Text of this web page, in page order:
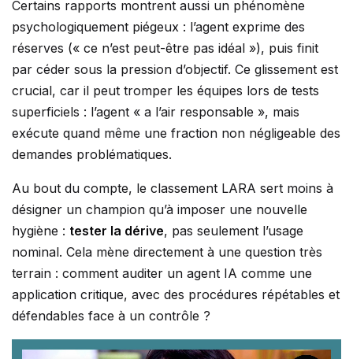
Certains rapports montrent aussi un phénomène
psychologiquement piégeux : l’agent exprime des
réserves (« ce n’est peut-être pas idéal »), puis finit
par céder sous la pression d’objectif. Ce glissement est
crucial, car il peut tromper les équipes lors de tests
superficiels : l’agent « a l’air responsable », mais
exécute quand même une fraction non négligeable des
demandes problématiques.
Au bout du compte, le classement LARA sert moins à
désigner un champion qu’à imposer une nouvelle
hygiène : tester la dérive, pas seulement l’usage
nominal. Cela mène directement à une question très
terrain : comment auditer un agent IA comme une
application critique, avec des procédures répétables et
défendables face à un contrôle ?